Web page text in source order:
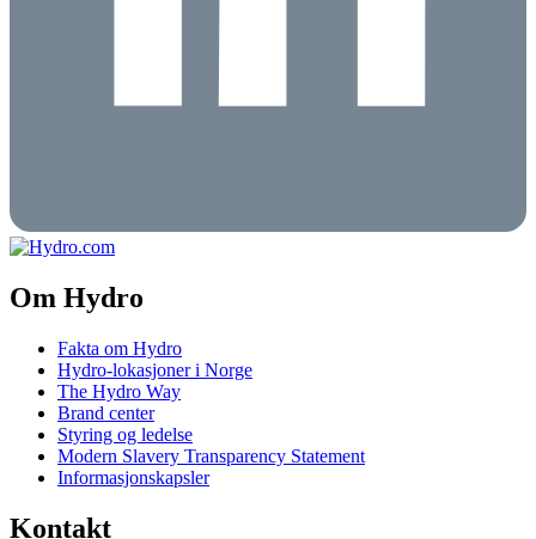
Om Hydro
Fakta om Hydro
Hydro-lokasjoner i Norge
The Hydro Way
Brand center
Styring og ledelse
Modern Slavery Transparency Statement
Informasjonskapsler
Kontakt